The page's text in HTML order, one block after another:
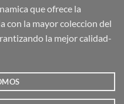
que ofrece la
con la mayor coleccion del
la mejor calidad-